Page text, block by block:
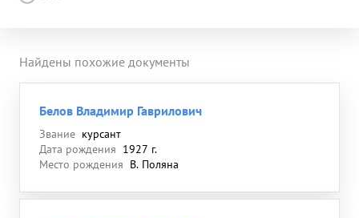
Найдены похожие документы
Белов Владимир Гаврилович
Звание курсант
Дата рождения 1927 г.
Место рождения В. Поляна